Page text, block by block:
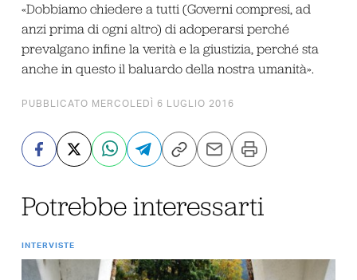
«Dobbiamo chiedere a tutti (Governi compresi, ad
anzi prima di ogni altro) di adoperarsi perché
prevalgano infine la verità e la giustizia, perché sta
anche in questo il baluardo della nostra umanità».
PUBBLICATO MERCOLEDÌ 6 LUGLIO 2016
Potrebbe interessarti
INTERVISTE